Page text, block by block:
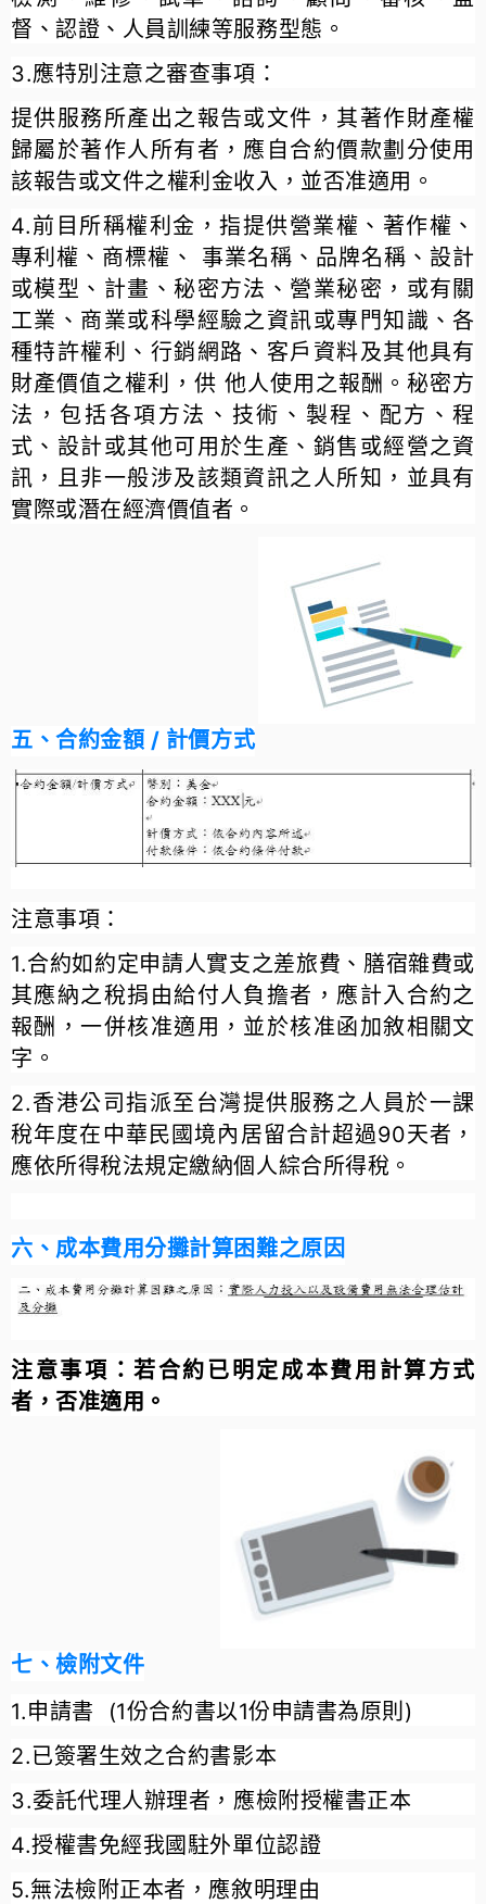
督、認證、人員訓練等服務型態。
3.應特別注意之審查事項：
提供服務所產出之報告或文件，其著作財產權
歸屬於著作人所有者，應自合約價款劃分使用
該報告或文件之權利金收入，並否准適用。
4.前目所稱權利金，指提供營業權、著作權、
專利權、商標權、 事業名稱、品牌名稱、設計
或模型、計畫、秘密方法、營業秘密，或有關
工業、商業或科學經驗之資訊或專門知識、各
種特許權利、行銷網路、客戶資料及其他具有
財產價值之權利，供 他人使用之報酬。秘密方
法，包括各項方法、技術、製程、配方、程
式、設計或其他可用於生產、銷售或經營之資
訊，且非一般涉及該類資訊之人所知，並具有
實際或潛在經濟價值者。
五、合約金額 / 計價方式
注意事項：
1.合約如約定申請人實支之差旅費、膳宿雜費或
其應納之稅捐由給付人負擔者，應計入合約之
報酬，一併核准適用，並於核准函加敘相關文
字。
2.香港公司指派至台灣提供服務之人員於一課
稅年度在中華民國境內居留合計超過90天者，
應依所得稅法規定繳納個人綜合所得稅。
六、成本費用分攤計算困難之原因
注意事項：若合約已明定成本費用計算方式
者，否准適用 。
七、檢附文件
1.申請書 (1份合約書以1份申請書為原則)
2.已簽署生效之合約書影本
3.委託代理人辦理者，應檢附授權書正本
4.授權書免經我國駐外單位認證
5.無法檢附正本者，應敘明理由